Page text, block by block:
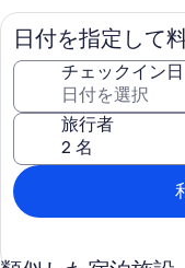
日付を指定して
チェックイン日
旅行者